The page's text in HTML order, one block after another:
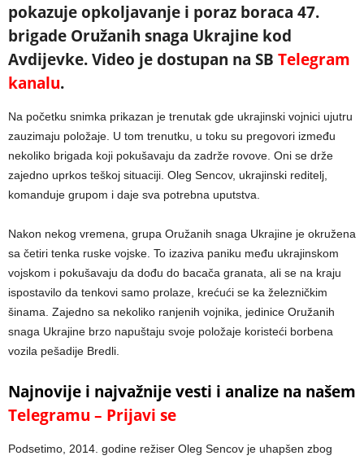
pokazuje opkoljavanje i poraz boraca 47.
brigade Oružanih snaga Ukrajine kod
Avdijevke. Video je dostupan na SB Telegram
kanalu.
Na početku snimka prikazan je trenutak gde ukrajinski vojnici ujutru
zauzimaju položaje. U tom trenutku, u toku su pregovori između
nekoliko brigada koji pokušavaju da zadrže rovove. Oni se drže
zajedno uprkos teškoj situaciji. Oleg Sencov, ukrajinski reditelj,
komanduje grupom i daje sva potrebna uputstva.
Nakon nekog vremena, grupa Oružanih snaga Ukrajine je okružena
sa četiri tenka ruske vojske. To izaziva paniku među ukrajinskom
vojskom i pokušavaju da dođu do bacača granata, ali se na kraju
ispostavilo da tenkovi samo prolaze, krećući se ka železničkim
šinama. Zajedno sa nekoliko ranjenih vojnika, jedinice Oružanih
snaga Ukrajine brzo napuštaju svoje položaje koristeći borbena
vozila pešadije Bredli.
Najnovije i najvažnije vesti i analize na našem
Telegramu – Prijavi se
Podsetimo, 2014. godine režiser Oleg Sencov je uhapšen zbog